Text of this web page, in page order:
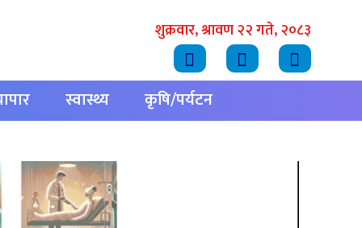
शुक्रवार, श्रावण २२ गते, २०८३
स्वास्थ्य कृषि/पर्यटन